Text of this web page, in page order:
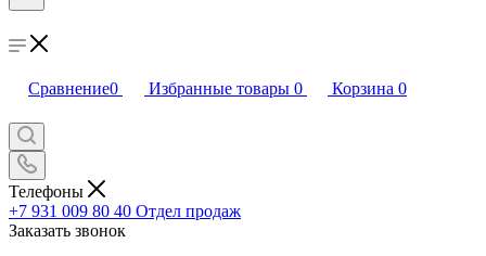
Сравнение0 Избранные товары 0 Корзина 0
Телефоны
+7 931 009 80 40 Отдел продаж
Заказать звонок